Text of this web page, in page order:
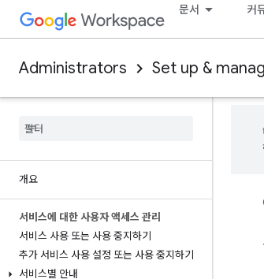
문서 커
Administrators Set up &
개요
서비스에 대한 사용자 액세스 관리
서비스 사용 또는 사용 중지하기
추가 서비스 사용 설정 또는 사용 중지하기
서비스별 안내